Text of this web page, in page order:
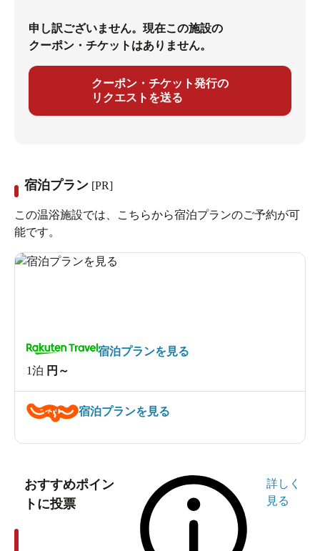
申し訳ございません。現在この施設の
クーポン・チケットはありません。
クーポン・チケット発行の
リクエストを送る
宿泊プラン [PR]
この温浴施設では、こちらから宿泊プランのご予約が可
能です。
1泊 円～
宿泊プランを見る
宿泊プランを見る
おすすめポイン
トに投票
詳しく
見る